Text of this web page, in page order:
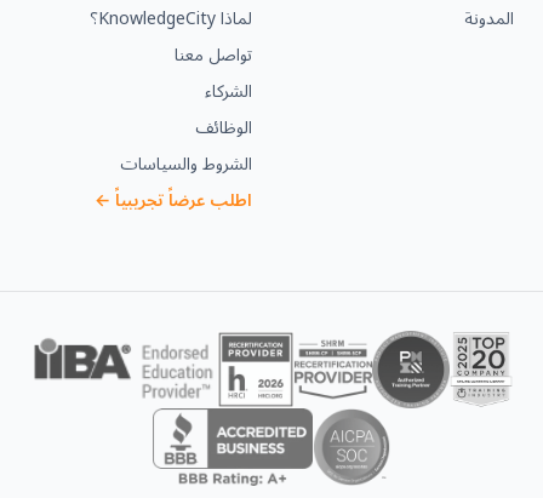
المدونة
لماذا KnowledgeCity؟
تواصل معنا
الشركاء
الوظائف
الشروط والسياسات
اطلب عرضاً تجريبياً ←